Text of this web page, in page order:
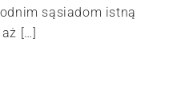
sąsiadom istną
[…]